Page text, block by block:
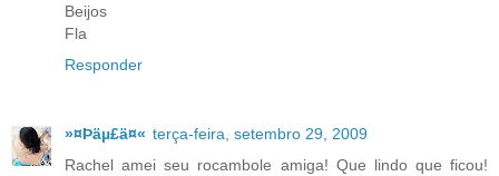
Beijos
Fla
Responder
»¤Þäµ£ä¤« terça-feira, setembro 29, 2009
Rachel amei seu rocambole amiga! Que lindo que ficou!